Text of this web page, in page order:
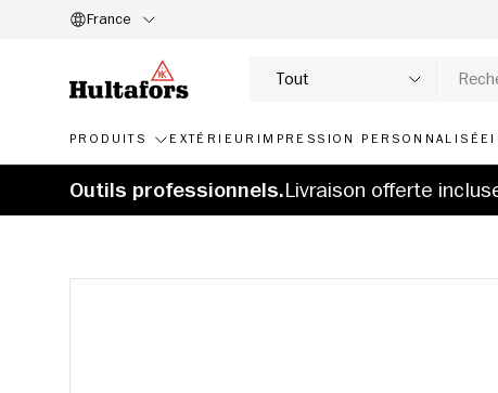
France
Rechercher
Type de produit
Tout
PRODUITS EXTÉRIEUR IMPRESSION PERSONNALISÉE
Outils professionnels.Livraison offerte